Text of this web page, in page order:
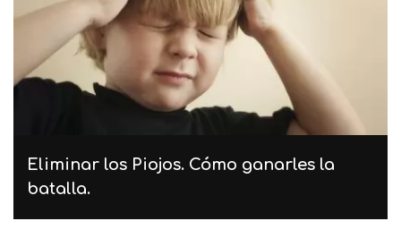
Eliminar los Piojos. Cómo ganarles la
batalla.